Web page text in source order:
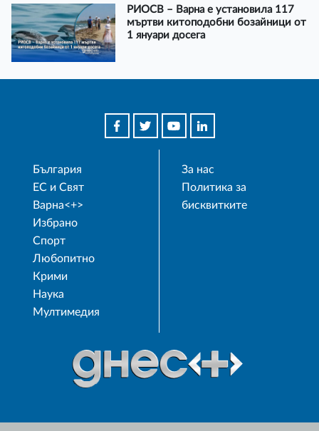
РИОСВ – Варна е установила 117
мъртви китоподобни бозайници от
1 януари досега
България
ЕС и Свят
Варна<+>
Избрано
Спорт
Любопитно
Крими
Наука
Мултимедия
За нас
Политика за
бисквитките